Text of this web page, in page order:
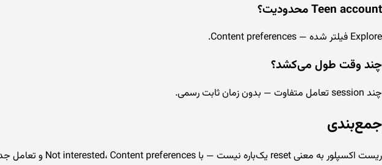
Teen account محدودیت؟
Explore فیلتر شده — Content preferences.
چند وقت طول می‌کشد؟
چند session تعامل متفاوت — بدون زمان ثابت رسمی.
جمع‌بندی
ریست اکسپلور به معنی reset یک‌باره نیست — با Not interested، Content preferences و تعامل جدید پیشنهادها gradual تغییر می‌کنند. از میانبر جعلی و اپ شخص ثالث دوری کنید.